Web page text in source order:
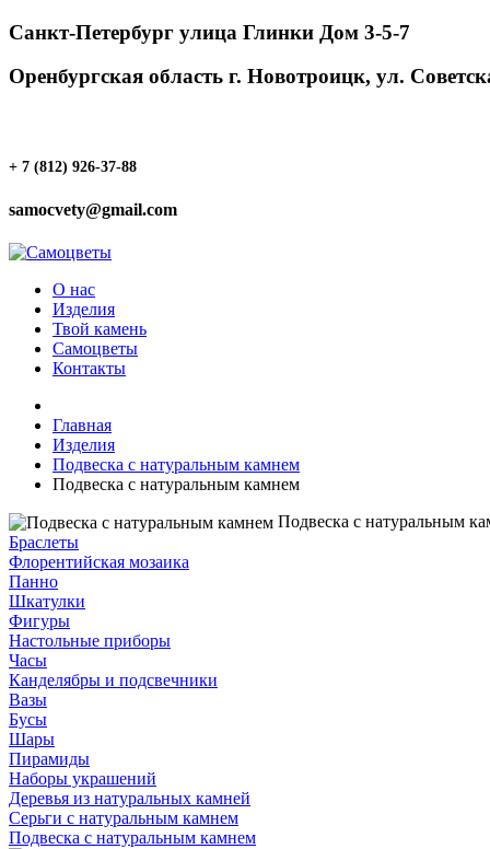
Санкт-Петербург улица Глинки Дом 3-5-7
Оренбургская область г. Новотроицк, ул.
+ 7 (812) 926-37-88
samocvety@gmail.com
О нас
Изделия
Твой камень
Самоцветы
Контакты
Главная
Изделия
Подвеска с натуральным камнем
Подвеска с натуральным камнем
Подвеска с натуральным
Браслеты
Флорентийская мозаика
Панно
Шкатулки
Фигуры
Настольные приборы
Часы
Канделябры и подсвечники
Вазы
Бусы
Шары
Пирамиды
Наборы украшений
Деревья из натуральных камней
Серьги с натуральным камнем
Подвеска с натуральным камнем